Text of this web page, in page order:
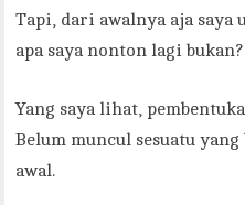
Tapi, dari awalnya aja saya
apa saya nonton lagi bukan?
Yang saya lihat,
Belum muncul sesuatu yang
awal.